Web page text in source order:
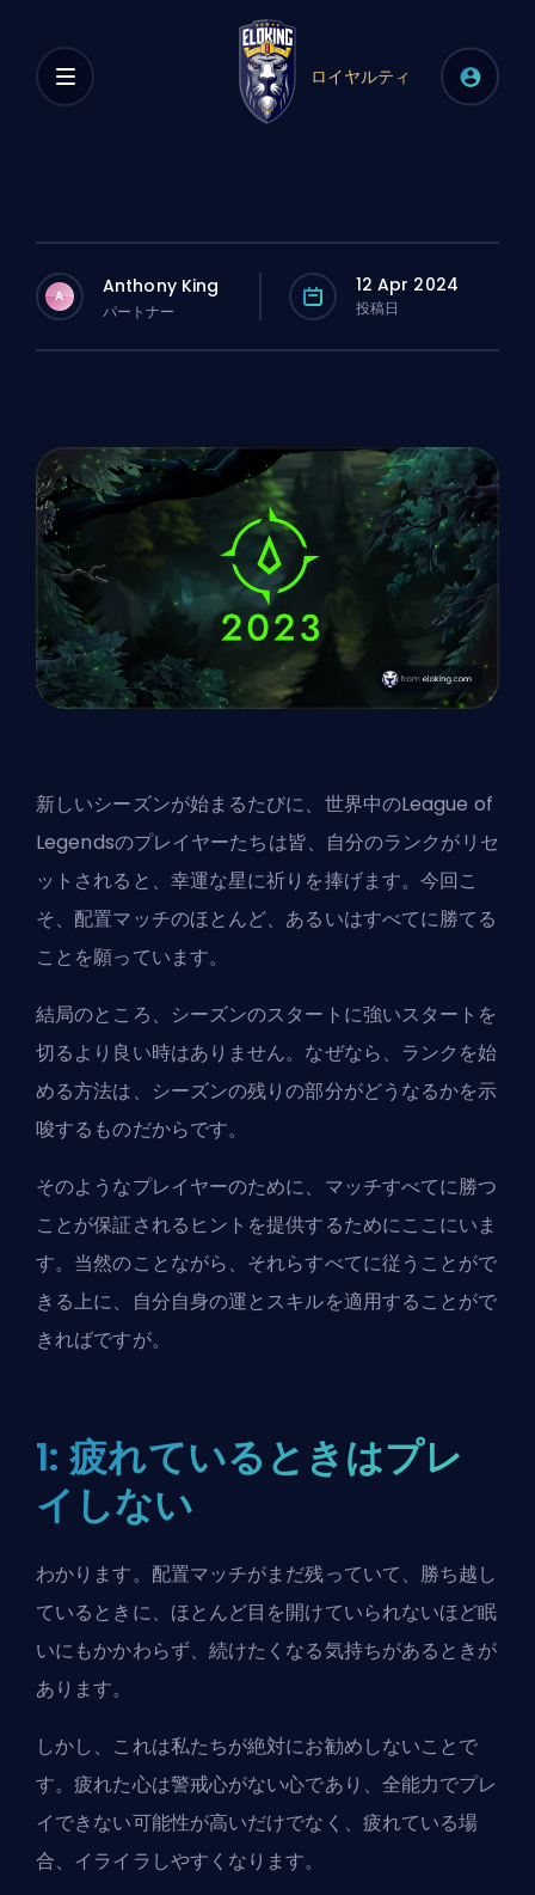
ロイヤルティ
A Anthony King
パートナー
12 Apr 2024
投稿日
新しいシーズンが始まるたびに、世界中のLeague of
Legendsのプレイヤーたちは皆、自分のランクがリセ
ットされると、幸運な星に祈りを捧げます。今回こ
そ、配置マッチのほとんど、あるいはすべてに勝てる
ことを願っています。
結局のところ、シーズンのスタートに強いスタートを
切るより良い時はありません。なぜなら、ランクを始
める方法は、シーズンの残りの部分がどうなるかを示
唆するものだからです。
そのようなプレイヤーのために、マッチすべてに勝つ
ことが保証されるヒントを提供するためにここにいま
す。当然のことながら、それらすべてに従うことがで
きる上に、自分自身の運とスキルを適用することがで
きればですが。
1: 疲れているときはプレ
イしない
わかります。配置マッチがまだ残っていて、勝ち越し
ているときに、ほとんど目を開けていられないほど眠
いにもかかわらず、続けたくなる気持ちがあるときが
あります。
しかし、これは私たちが絶対にお勧めしないことで
す。疲れた心は警戒心がない心であり、全能力でプレ
イできない可能性が高いだけでなく、疲れている場
合、イライラしやすくなります。